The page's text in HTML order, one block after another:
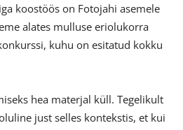
koostöös on Fotojahi asemele
alates mulluse eriolukorra
kuhu on esitatud kokku
hea materjal küll. Tegelikult
just selles kontekstis, et kui